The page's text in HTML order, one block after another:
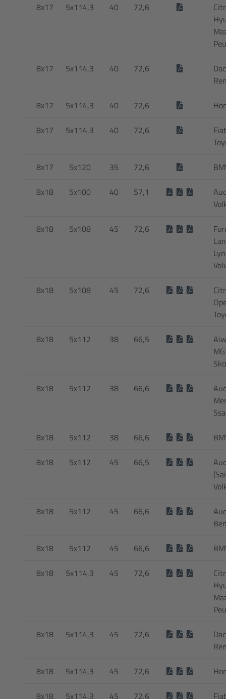
8x17 5x114,3 40 72,6
8x17 5x114,3 40 72,6
8x17 5x114,3 40 72,6
8x17 5x114,3 40 72,6
8x17 5x120 35 72,6
8x18 5x100 40 57,1
8x18 5x108 45 72,6
8x18 5x108 45 72,6
8x18 5x112 38 66,5
8x18 5x112 38 66,6
8x18 5x112 38 66,6
8x18 5x112 45 66,5
8x18 5x112 45 66,6
8x18 5x112 45 66,6
8x18 5x114,3 45 72,6
8x18 5x114,3 45 72,6
8x18 5x114,3 45 72,6
8x18 5x114,3 45 72,6